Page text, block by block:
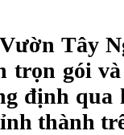
Tây
trọn gói
định qua
thành